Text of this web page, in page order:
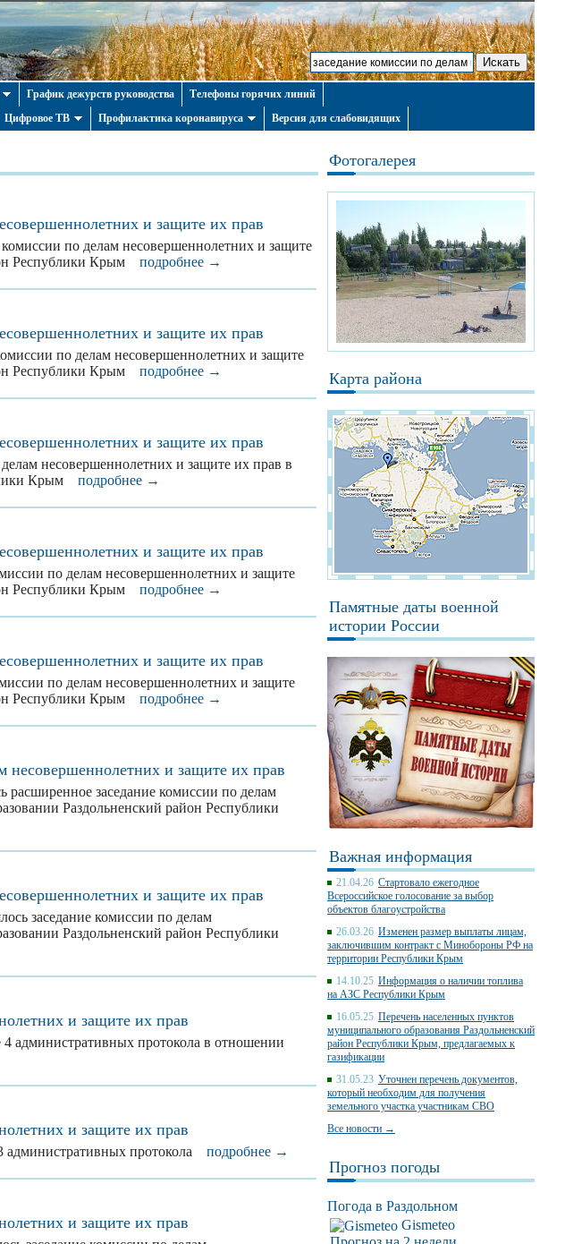
График дежурств руководства
Телефоны горячих линий
Цифровое ТВ Профилактика коронавируса Версия для слабовидящих
и защите их прав
комиссии по делам несовершеннолетних и защите
Республики Крым подробнее →
и защите их прав
по делам несовершеннолетних и защите
Республики Крым подробнее →
и защите их прав
несовершеннолетних и защите их прав в
Крым подробнее →
и защите их прав
по делам несовершеннолетних и защите
Республики Крым подробнее →
и защите их прав
по делам несовершеннолетних и защите
Республики Крым подробнее →
несовершеннолетних и защите их прав
расширенное заседание комиссии по делам
Раздольненский район Республики
и защите их прав
заседание комиссии по делам
Раздольненский район Республики
и защите их прав
административных протокола в отношении
и защите их прав
административных протокола подробнее →
и защите их прав
Фотогалерея
Карта района
Памятные даты военной
истории России
Важная информация
21.04.26 Стартовало ежегодное
Всероссийское голосование за выбор
объектов благоустройства
26.03.26 Изменен размер выплаты лицам,
заключившим контракт с Минобороны РФ на
территории Республики Крым
14.10.25 Информация о наличии топлива
на АЗС Республики Крым
16.05.25 Перечень населенных пунктов
муниципального образования Раздольненский
район Республики Крым, предлагаемых к
газификации
31.05.23 Уточнен перечень документов,
который необходим для получения
земельного участка участникам СВО
Все новости →
Прогноз погоды
Погода в Раздольном
Gismeteo